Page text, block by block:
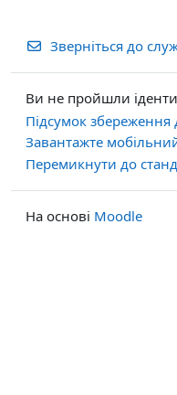
Зверніться до
Ви не пройшли
Підсумок збереження
Завантажте
Перемикнути до
На основі Moodle